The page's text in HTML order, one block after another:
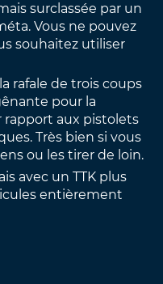
surclassée par un
Vous ne pouvez
souhaitez utiliser
rafale de trois coups
pour la
rapport aux pistolets
Très bien si vous
ou les tirer de loin.
avec un TTK plus
entièrement